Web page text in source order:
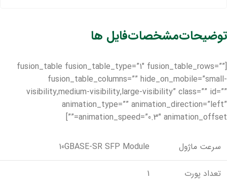
توضیحاتمشخصاتفایل ها
[fusion_table fusion_table_type=”1″ fusion_table_rows=””
fusion_table_columns=”” hide_on_mobile=”small-
visibility,medium-visibility,large-visibility” class=”” id=””
animation_type=”” animation_direction=”left”
animation_speed=”0.3″ animation_offset=””]
سرعت ماژول 10GBASE-SR SFP Module
تعداد پورت 1